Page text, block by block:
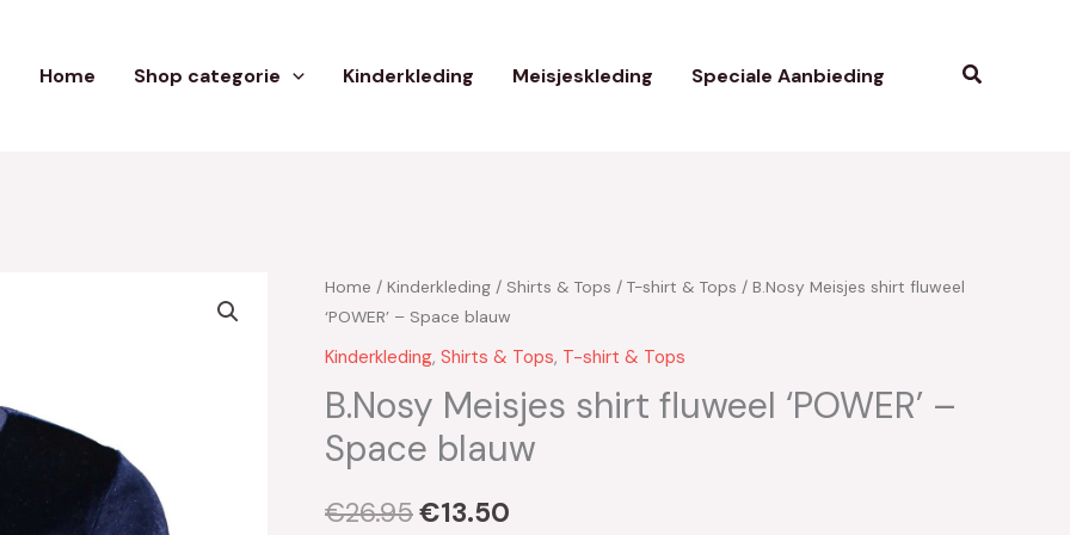
Home Shop categorie Kinderkleding Meisjeskleding Speciale Aanbieding Zoeken
Home / Kinderkleding / Shirts & Tops / T-shirt & Tops / B.Nosy Meisjes shirt fluweel
‘POWER’ – Space blauw
Kinderkleding, Shirts & Tops, T-shirt & Tops
B.Nosy Meisjes shirt fluweel ‘POWER’ –
Space blauw
€26.95
Oorspronkelijke
prijs
was:
€26.95.
€13.50
Huidige
prijs
is:
€13.50.